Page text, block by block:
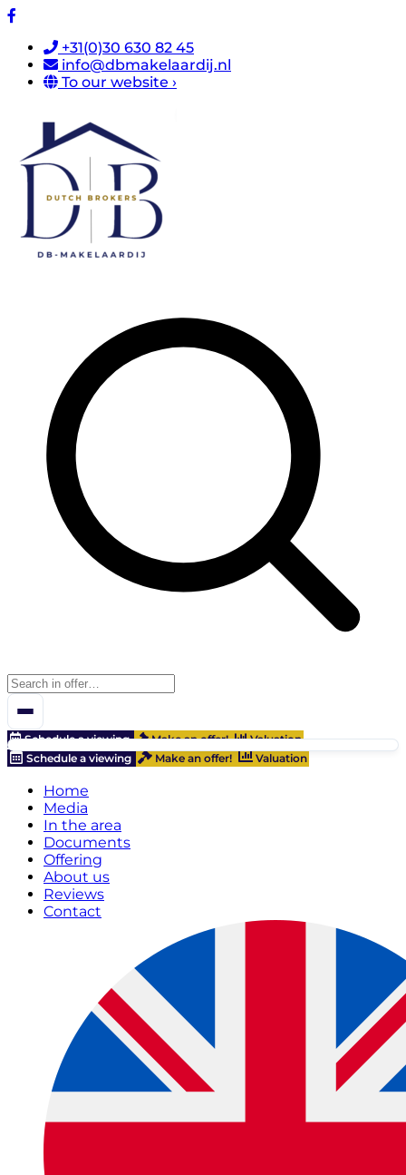
+31(0)30 630 82 45
info@dbmakelaardij.nl
To our website ›
Schedule a viewing Make an offer!
Valuation
Schedule a viewing
Make an offer! Valuation
Home
Media
In the area
Documents
Offering
About us
Reviews
Contact